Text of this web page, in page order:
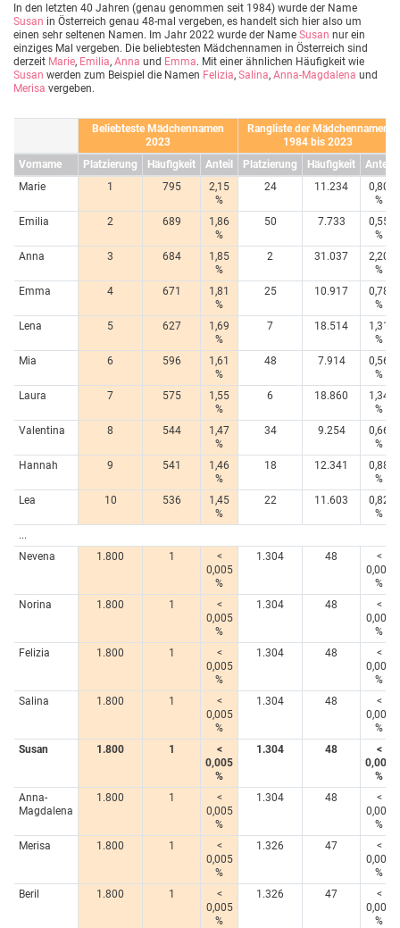
In den letzten 40 Jahren (genau genommen seit 1984) wurde der Name
Susan in Österreich genau 48-mal vergeben, es handelt sich hier also um
einen sehr seltenen Namen. Im Jahr 2022 wurde der Name Susan nur ein
einziges Mal vergeben. Die beliebtesten Mädchennamen in Österreich sind
derzeit Marie, Emilia, Anna und Emma. Mit einer ähnlichen Häufigkeit wie
Susan werden zum Beispiel die Namen Felizia, Salina, Anna-Magdalena und
Merisa vergeben.
Beliebteste Mädchennamen
2023
Rangliste der Mädchennamen
1984 bis 2023
Vorname
Platzierung Häufigkeit Anteil Platzierung Häufigkeit
Anteil
Marie
1 795
2,15
%
24 11.234
0,80
%
Emilia
2 689
1,86
%
50 7.733
0,55
%
Anna
3 684
1,85
%
2 31.037
2,20
%
Emma
4 671
1,81
%
25 10.917
0,78
%
Lena
5 627
1,69
%
7 18.514
1,31
%
Mia
6 596
1,61
%
48 7.914
0,56
%
Laura
7 575
1,55
%
6 18.860
1,34
%
Valentina
8 544
1,47
%
34 9.254
0,66
%
Hannah
9 541
1,46
%
18 12.341
0,88
%
Lea
10 536
1,45
%
22 11.603
0,82
%
...
Nevena
1.800 1
<
0,005
%
1.304 48
<
0,005
%
Norina
1.800 1
<
0,005
%
1.304 48
<
0,005
%
Felizia
1.800 1
<
0,005
%
1.304 48
<
0,005
%
Salina
1.800 1
<
0,005
%
1.304 48
<
0,005
%
Susan
1.800 1
<
0,005
%
1.304 48
<
0,005
%
Anna-
Magdalena
1.800 1
<
0,005
%
1.304 48
<
0,005
%
Merisa
1.800 1
<
0,005
%
1.326 47
<
0,005
%
Beril
1.800 1
<
0,005
%
1.326 47
<
0,005
%